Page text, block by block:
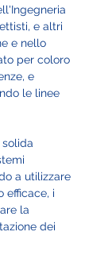
e altri
e nello
per coloro
e
le linee
a utilizzare
efficace, i
la
dei